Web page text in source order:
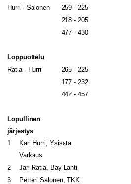
Hurri - Salonen
259 - 225
218 - 205
477 - 430
Loppuottelu
Ratia - Hurri
265 - 225
177 - 232
442 - 457
Lopullinen
järjestys
1
Kari Hurri, Ysisata
Varkaus
2
Jari Ratia, Bay Lahti
3
Petteri Salonen, TKK